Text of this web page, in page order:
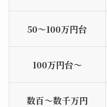
50〜100万円台
100万円台〜
数百〜数千万円